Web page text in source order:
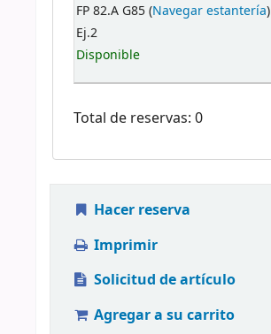
FP 82.A G85 (Navegar estantería)
Ej.2
Disponible
Total de reservas: 0
Hacer reserva
Imprimir
Solicitud de artículo
Agregar a su carrito